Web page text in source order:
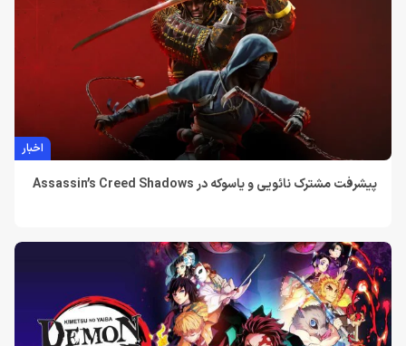
اخبار
پیشرفت مشترک نائویی و یاسوکه در Assassin’s Creed Shadows